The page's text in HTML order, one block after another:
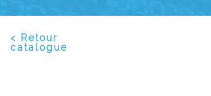
< Retour
catalogue